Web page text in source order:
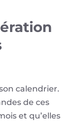
calendrier.
de ces
et qu’elles